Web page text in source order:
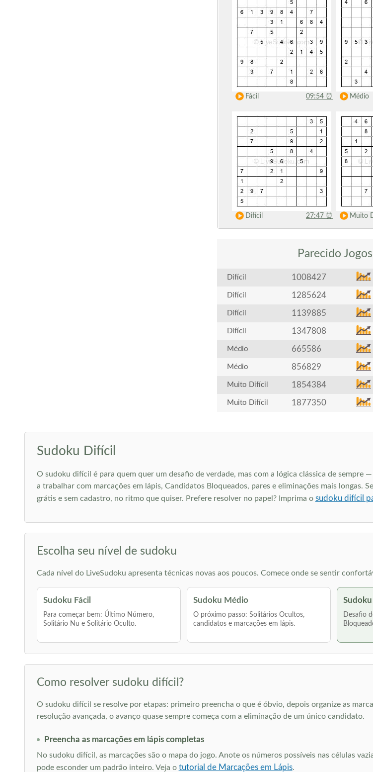
Fácil 09:54 ⏰ Médio
Difícil 27:47 ⏰ Muito
ParecidoJogos
Difícil 1008427
Difícil 1285624
Difícil 1139885
Difícil 1347808
Médio 665586
Médio 856829
Muito Difícil 1854384
Muito Difícil 1877350
Sudoku Difícil
O sudoku difícil é para quem quer um desafio de verdade, mas com a lógica clássica de sempre
a trabalhar com marcações em lápis, Candidatos Bloqueados, pares e eliminações mais longas.
grátis e sem cadastro, no ritmo que quiser. Prefere resolver no papel? Imprima o sudoku difícil
Escolha seu nível de sudoku
Cada nível do LiveSudoku apresenta técnicas novas aos poucos. Comece onde se sentir
Sudoku Fácil
Para começar bem: Último Número,
Solitário Nu e Solitário Oculto.
Sudoku Médio
O próximo passo: Solitários Ocultos,
candidatos e marcações em lápis.
Desafio
Como resolver sudoku difícil?
O sudoku difícil se resolve por etapas: primeiro preencha o que é óbvio, depois organize as
resolução avançada, o avanço quase sempre começa com a eliminação de um único candidato.
Preencha as marcações em lápis completas
No sudoku difícil, as marcações são o mapa do jogo. Anote os números possíveis nas células
pode esconder um padrão inteiro. Veja o tutorial de Marcações em Lápis.